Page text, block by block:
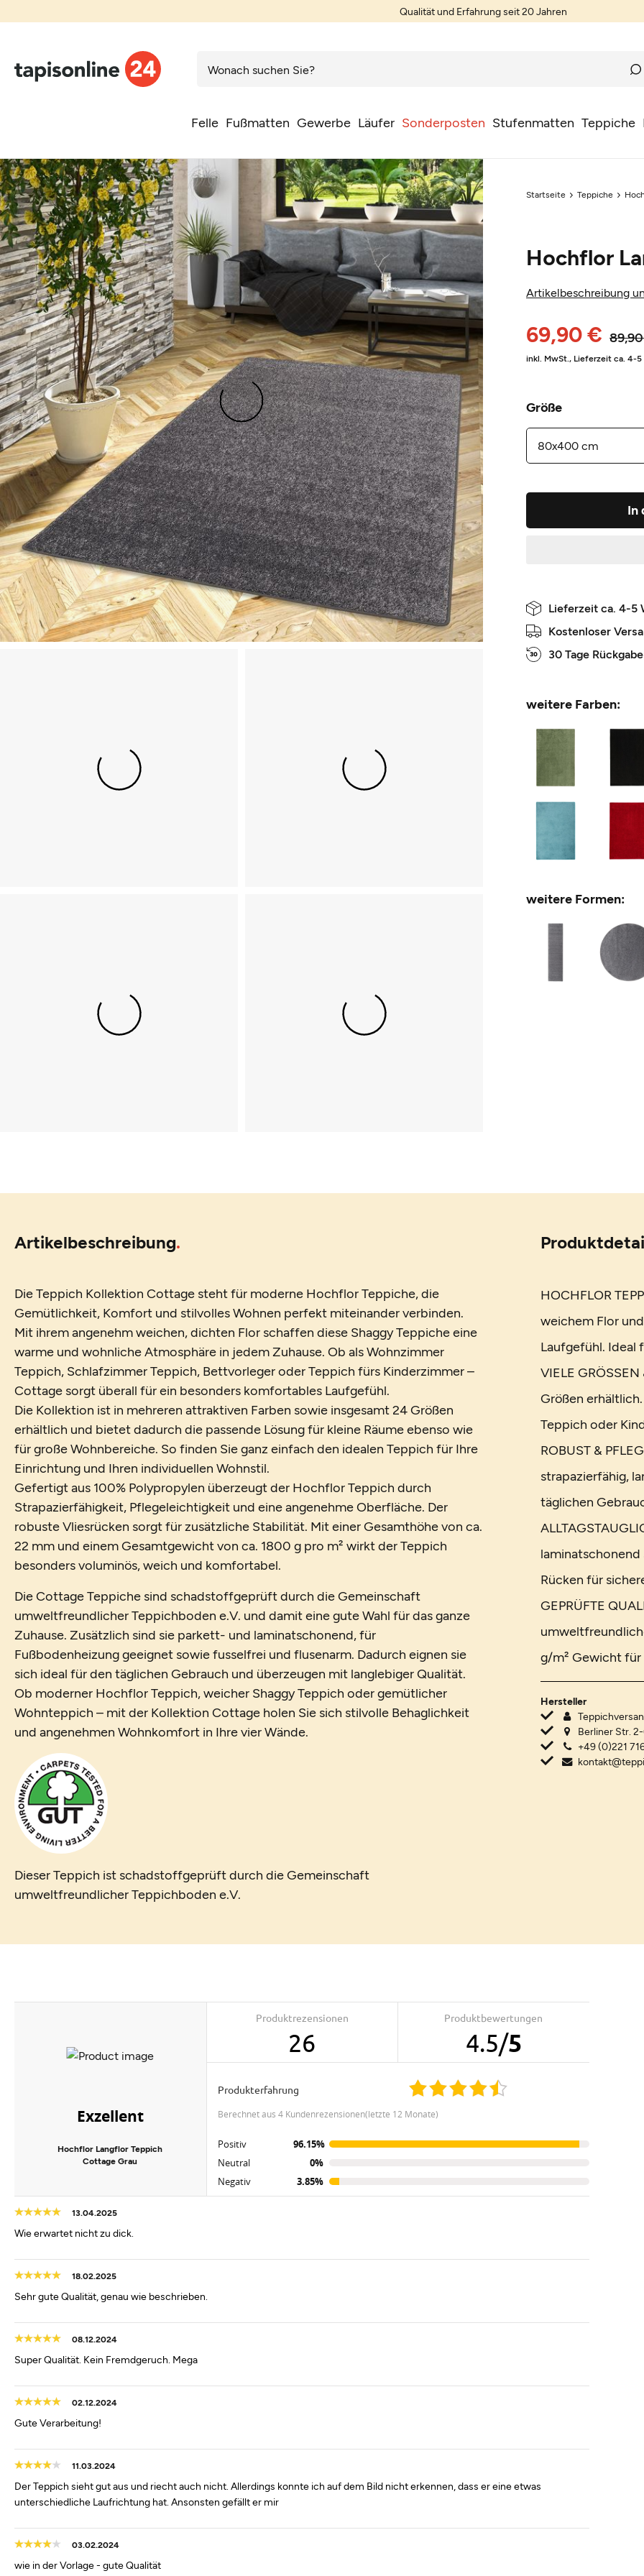
Qualität und Erfahrung seit 20 Jahren
Felle Fußmatten Gewerbe Läufer Sonderposten Stufenmatten Teppiche
Startseite Teppiche
Hochflor
Artikelbeschreibung
69,90 €
inkl. MwSt., Lieferzeit ca. 4-5
Größe
In
Lieferzeit ca. 4-5
Kostenloser
30 Tage
weitere Farben:
weitere Formen:
Artikelbeschreibung
Die Teppich Kollektion Cottage steht für moderne Hochflor Teppiche, die
Gemütlichkeit, Komfort und stilvolles Wohnen perfekt miteinander verbinden.
Mit ihrem angenehm weichen, dichten Flor schaffen diese Shaggy Teppiche eine
warme und wohnliche Atmosphäre in jedem Zuhause. Ob als Wohnzimmer
Teppich, Schlafzimmer Teppich, Bettvorleger oder Teppich fürs Kinderzimmer –
Cottage sorgt überall für ein besonders komfortables Laufgefühl.
Die Kollektion ist in mehreren attraktiven Farben sowie insgesamt 24 Größen
erhältlich und bietet dadurch die passende Lösung für kleine Räume ebenso wie
für große Wohnbereiche. So finden Sie ganz einfach den idealen Teppich für Ihre
Einrichtung und Ihren individuellen Wohnstil.
Gefertigt aus 100% Polypropylen überzeugt der Hochflor Teppich durch
Strapazierfähigkeit, Pflegeleichtigkeit und eine angenehme Oberfläche. Der
robuste Vliesrücken sorgt für zusätzliche Stabilität. Mit einer Gesamthöhe von ca.
22 mm und einem Gesamtgewicht von ca. 1800 g pro m² wirkt der Teppich
besonders voluminös, weich und komfortabel.
Die Cottage Teppiche sind schadstoffgeprüft durch die Gemeinschaft
umweltfreundlicher Teppichboden e.V. und damit eine gute Wahl für das ganze
Zuhause. Zusätzlich sind sie parkett- und laminatschonend, für
Fußbodenheizung geeignet sowie fusselfrei und flusenarm. Dadurch eignen sie
sich ideal für den täglichen Gebrauch und überzeugen mit langlebiger Qualität.
Ob moderner Hochflor Teppich, weicher Shaggy Teppich oder gemütlicher
Wohnteppich – mit der Kollektion Cottage holen Sie sich stilvolle Behaglichkeit
und angenehmen Wohnkomfort in Ihre vier Wände.
Dieser Teppich ist schadstoffgeprüft durch die Gemeinschaft
umweltfreundlicher Teppichboden e.V.
HOCHFLOR
weichem Flor
Laufgefühl. Ideal
VIELE
Größen
Teppich oder
ROBUST &
strapazierfähig,
täglichen
Rücken für
GEPRÜFTE
g/m² Gewicht
Hersteller
Berliner Str.
+49 (0)221
Exzellent
Hochflor Langflor Teppich
Cottage Grau
Produktrezensionen
26
Produktbewertungen
4.5/5
Produkterfahrung
berechnet aus 4 Kundenrezensionen(letzte 12 Monate)
Positiv
96.15%
Neutral
0%
Negativ
3.85%
13.04.2025
Wie erwartet nicht zu dick.
18.02.2025
Sehr gute Qualität, genau wie beschrieben.
08.12.2024
Super Qualität. Kein Fremdgeruch. Mega
02.12.2024
Gute Verarbeitung!
11.03.2024
Der Teppich sieht gut aus und riecht auch nicht. Allerdings konnte ich auf dem Bild nicht erkennen, dass er eine etwas
unterschiedliche Laufrichtung hat. Ansonsten gefällt er mir
03.02.2024
wie in der Vorlage - gute Qualität